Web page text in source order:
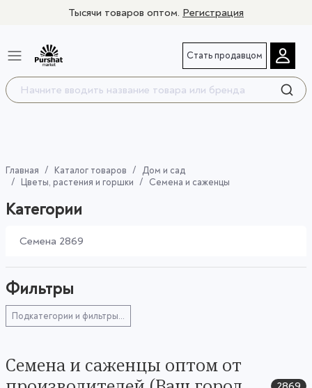
Тысячи товаров оптом. Регистрация
Стать продавцом
Главная Каталог товаров
Дом и сад
Цветы, растения и горшки
Семена и саженцы
Категории
Семена 2869
Фильтры
Подкатегории и фильтры...
Семена и саженцы оптом от